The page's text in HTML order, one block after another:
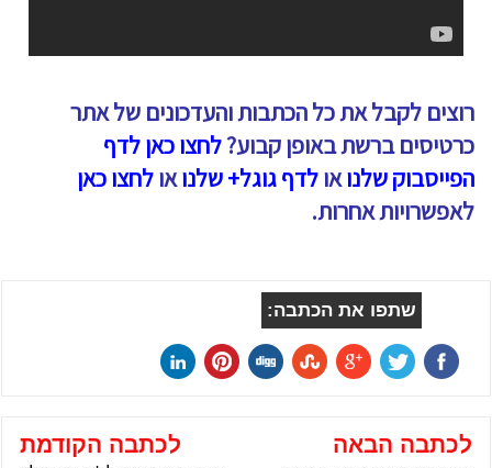
רוצים לקבל את כל הכתבות והעדכונים של אתר
כרטיסים ברשת באופן קבוע?לחצו כאן לדף
הפייסבוק שלנואולדף גוגל+ שלנואולחצו כאן
לאפשרויות אחרות.
שתפו את הכתבה:
לכתבה הבאה לכתבה הקודמת